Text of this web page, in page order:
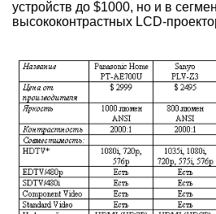
устройств до $1000, но и в
высококонтрастных LCD-